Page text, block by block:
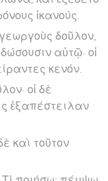
ἱκανούς.
δοῦλον,
αὐτῷ· οἱ
κενόν.
οἱ δὲ
ἐξαπέστειλαν
καὶ τοῦτον